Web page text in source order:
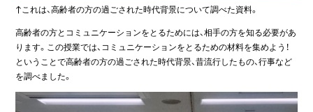
↑これは、高齢者の方の過ごされた時代背景について調べた資料。
高齢者の方とコミュニケーションをとるためには、相手の方を知る必要があ
ります。この授業では、コミュニケーションをとるための材料を集めよう！
ということで高齢者の方の過ごされた時代背景、昔流行したもの、行事など
を調べました。